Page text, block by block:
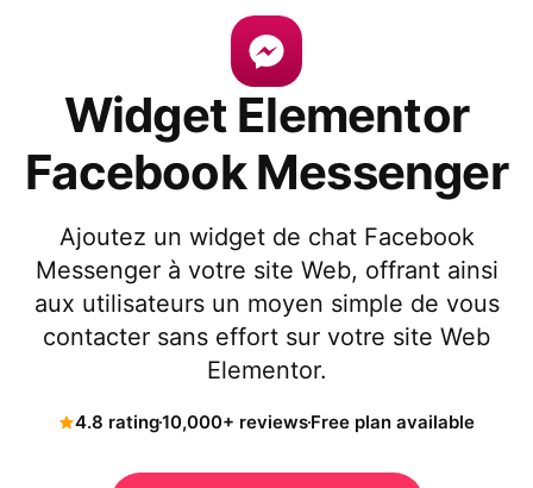
Widget Elementor
Facebook Messenger
Ajoutez un widget de chat Facebook
Messenger à votre site Web, offrant ainsi
aux utilisateurs un moyen simple de vous
contacter sans effort sur votre site Web
Elementor.
4.8 rating10,000+ reviewsFree plan available